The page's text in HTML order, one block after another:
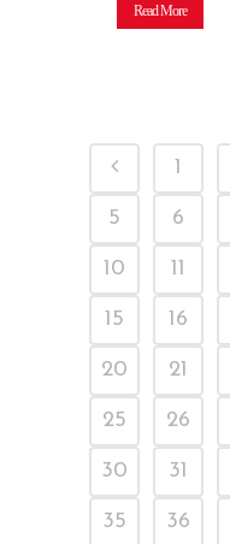
Read More
1
5 6
10 11
15 16
20 21
25 26
30 31
35 36